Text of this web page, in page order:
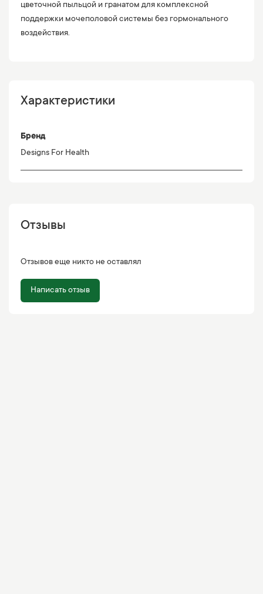
цветочной пыльцой и гранатом для комплексной
поддержки мочеполовой системы без гормонального
воздействия.
Характеристики
Бренд
Designs For Health
Отзывы
Отзывов еще никто не оставлял
Написать отзыв